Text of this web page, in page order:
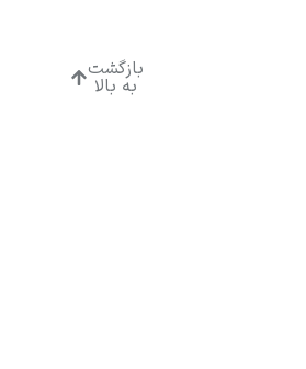
بازگشت
به بالا